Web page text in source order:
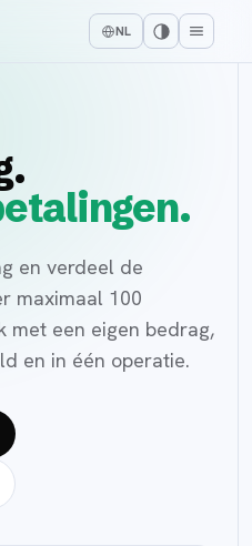
NL
en verdeel de
maximaal 100
met een eigen bedrag,
en in één operatie.